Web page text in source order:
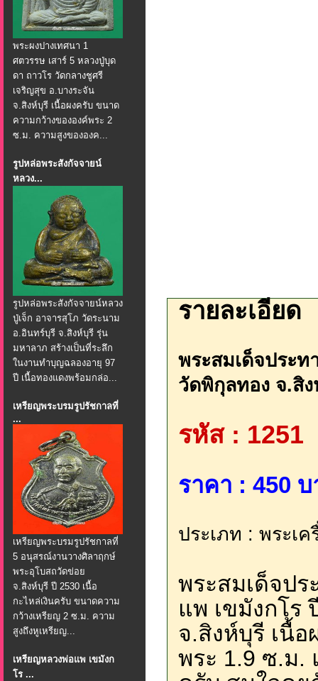
พระผงปางเทศนา 1
ศตวรรษ เสาร์ 5 หลวงปู่บุด
ดา ถาวโร วัดกลางชูศรี
เจริญสุข อ.บางระจัน
จ.สิงห์บุรี เนื้อผงครับ ขนาด
ความกว้างขององค์พระ 2
ซ.ม. ความสูงขององค...
รูปหล่อพระสังกัจจายน์
หลวง...
รูปหล่อพระสังกัจจายน์หลวง
ปู่เจ็ก อาจารสุโภ วัดระนาม
อ.อินทร์บุรี จ.สิงห์บุรี รุ่น
มหาลาภ สร้างเป็นที่ระลึก
ในงานทำบุญฉลองอายุ 97
ปี เนื้อทองแดงพร้อมกล่อ...
เหรียญพระบรมรูปรัชกาลที่
...
เหรียญพระบรมรูปรัชกาลที่
5 อนุสรณ์งานวางศิลาฤกษ์
พระอุโบสถวัดข่อย
จ.สิงห์บุรี ปี 2530 เนื้อ
กะไหล่เงินครับ ขนาดความ
กว้างเหรียญ 2 ซ.ม. ความ
สูงถึงหูเหรียญ...
เหรียญหลวงพ่อแพ เขมังก
โร ...
รายละเอียด
พระสมเด็จประ
วัดพิกุลทอง จ.สิ
รหัส : 1251
ราคา : 450
ประเภท : พระเ
พระสมเด็จป
แพ เขมังกโร
จ.สิงห์บุรี เนื้
พระ 1.9 ซ.ม.